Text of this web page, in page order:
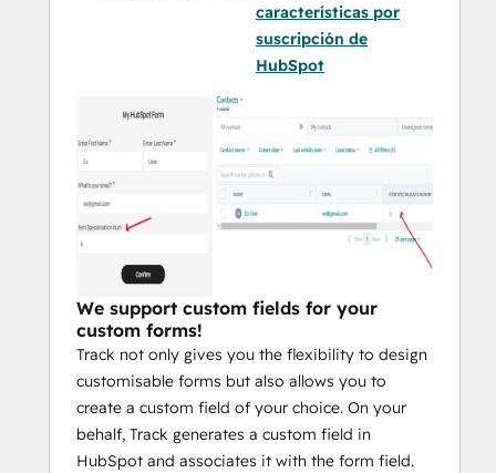
características por
suscripción de
HubSpot
We support custom fields for your
custom forms!
Track not only gives you the flexibility to design
customisable forms but also allows you to
create a custom field of your choice. On your
behalf, Track generates a custom field in
HubSpot and associates it with the form field.